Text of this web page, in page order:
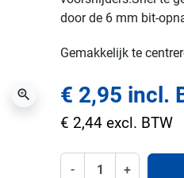
zoom_in
door de 6 mm bit-
Gemakkelijk te
€ 2,95 incl.
€ 2,44 excl. BTW
- +